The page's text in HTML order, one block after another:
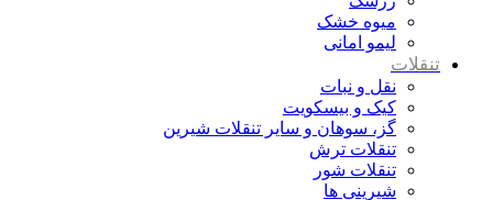
میوه خشک
لیمو امانی
تنقلات
نقل و نبات
کیک و بیسکویت
گز، سوهان و سایر تنقلات شیرین
تنقلات ترش
تنقلات شور
شیرینی ها